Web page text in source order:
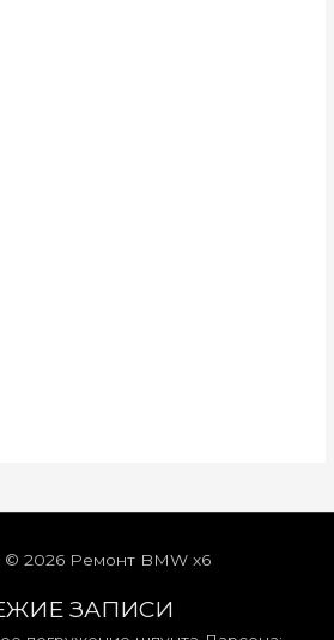
© 2026 Ремонт BMW x6
ЗАПИСИ